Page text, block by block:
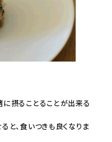
摂ることることが出来る
と、食いつきも良くなりま